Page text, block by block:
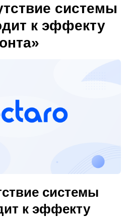
системы
к эффекту
системы
к эффекту